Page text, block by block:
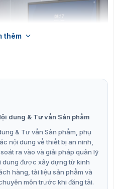
minh ZKTeco ZK-IWB65BM
màn hình ZK-
thiết kế khung vỏ bằng nhôm
kích thước và trọng lượng
hợp với nhiều không gian lắp
thêm
dung & Tư vấn Sản phẩm
& Tư vấn Sản phẩm, phụ
nội dung về thiết bị an ninh,
ra vào và giải pháp quản lý
dung được xây dựng từ kinh
hàng, tài liệu sản phẩm và
môn trước khi đăng tải.